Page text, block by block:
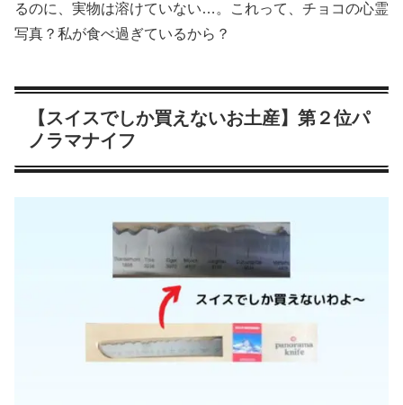
るのに、実物は溶けていない…。これって、チョコの心霊
写真？私が食べ過ぎているから？
【スイスでしか買えないお土産】第２位パ
ノラマナイフ